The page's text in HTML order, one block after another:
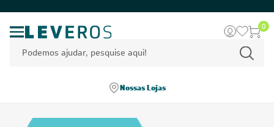
0
Nossas Lojas